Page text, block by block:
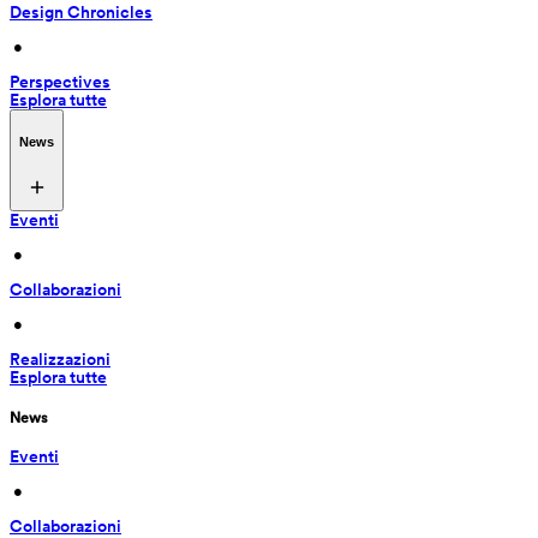
Design Chronicles
•
Perspectives
Esplora tutte
News
Eventi
•
Collaborazioni
•
Realizzazioni
Esplora tutte
News
Eventi
•
Collaborazioni